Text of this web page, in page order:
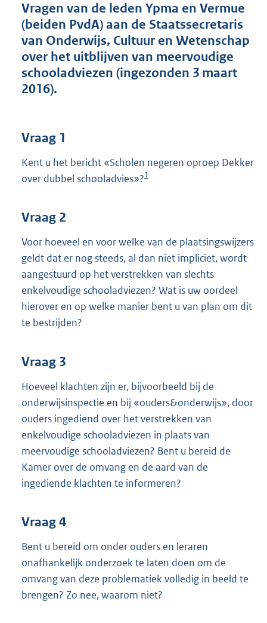
d
s
g
r
o
K
Vragen van de leden Ypma en Vermue
(beiden PvdA) aan de Staatssecretaris
van Onderwijs, Cultuur en Wetenschap
over het uitblijven van meervoudige
schooladviezen (ingezonden 3 maart
2016).
Vraag 1
Kent u het bericht «Scholen negeren oproep Dekker
over dubbel schooladvies»?1
Vraag 2
Voor hoeveel en voor welke van de plaatsingswijzers
geldt dat er nog steeds, al dan niet impliciet, wordt
aangestuurd op het verstrekken van slechts
enkelvoudige schooladviezen? Wat is uw oordeel
hierover en op welke manier bent u van plan om dit
te bestrijden?
Vraag 3
Hoeveel klachten zijn er, bijvoorbeeld bij de
onderwijsinspectie en bij «ouders&onderwijs», door
ouders ingediend over het verstrekken van
enkelvoudige schooladviezen in plaats van
meervoudige schooladviezen? Bent u bereid de
Kamer over de omvang en de aard van de
ingediende klachten te informeren?
Vraag 4
Bent u bereid om onder ouders en leraren
onafhankelijk onderzoek te laten doen om de
omvang van deze problematiek volledig in beeld te
brengen? Zo nee, waarom niet?